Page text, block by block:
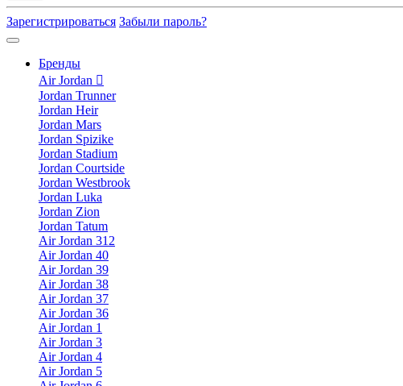
Зарегистрироваться Забыли пароль?
Бренды
Air Jordan
Jordan Trunner
Jordan Heir
Jordan Mars
Jordan Spizike
Jordan Stadium
Jordan Courtside
Jordan Westbrook
Jordan Luka
Jordan Zion
Jordan Tatum
Air Jordan 312
Air Jordan 40
Air Jordan 39
Air Jordan 38
Air Jordan 37
Air Jordan 36
Air Jordan 1
Air Jordan 3
Air Jordan 4
Air Jordan 5